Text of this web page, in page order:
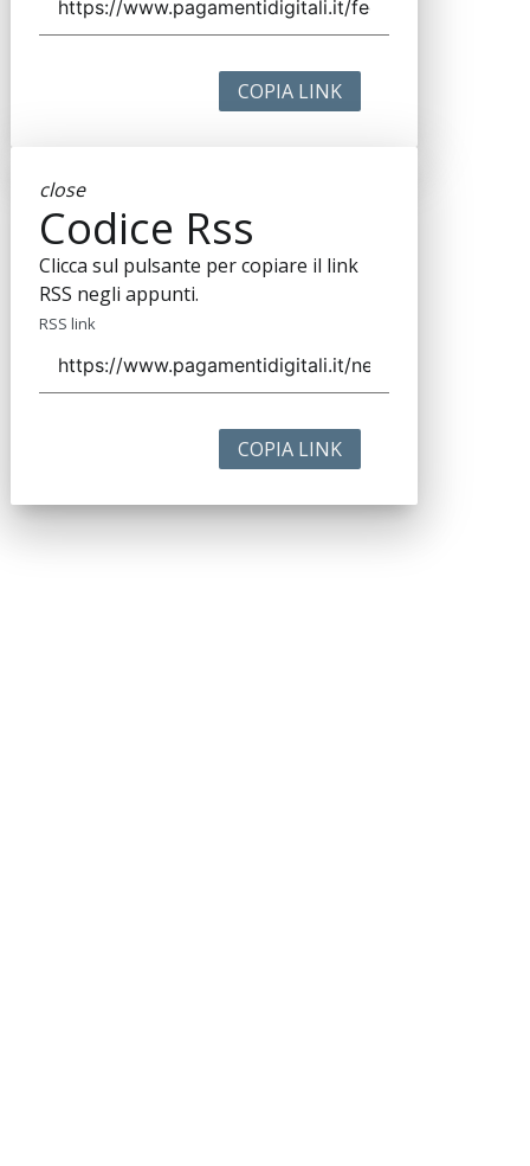
COPIA LINK
close
Codice Rss
Clicca sul pulsante per copiare il link
RSS negli appunti.
RSS link
COPIA LINK